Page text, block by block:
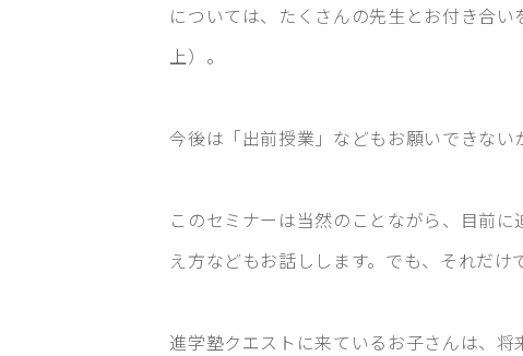
については、たくさんの先生とお付き合
上）。
今後は「出前授業」などもお願いできない
このセミナーは当然のことながら、目前
え方などもお話しします。でも、それだけ
進学塾クエストに来ているお子さんは、将